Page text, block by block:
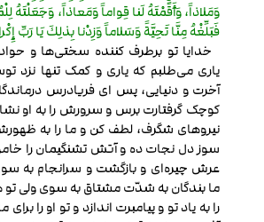
وَمَلاذاً، وَأَقَمْتَهُ لَنا قِواماً وَمَعاذاً، وَجَعَلْتَهُ
فَبَلِّغْهُ مِنَّا تَحِيَّةً وَسَلاماً وَزِدْنا بِذلِكَ يَا رَبِّ
خدایا تو برطرف کننده سختی‌ها و
یاری می‌طلبم که یاری و کمک تنها نزد
آخرت و دنیایی، پس ای فریادرس
کوچک گرفتارت برس و سرورش را به او
نیروهای شگرف، لطف کن و ما را به
سوز دل نجات ده و آتش تشنگی‏مان را
عرش چیره‌ای و بازگشت و سرانجام به
ما بندگان به شدّت مشتاق به سوی ولی تو
را به یاد تو و پیامبرت اندازد و تو او را برای